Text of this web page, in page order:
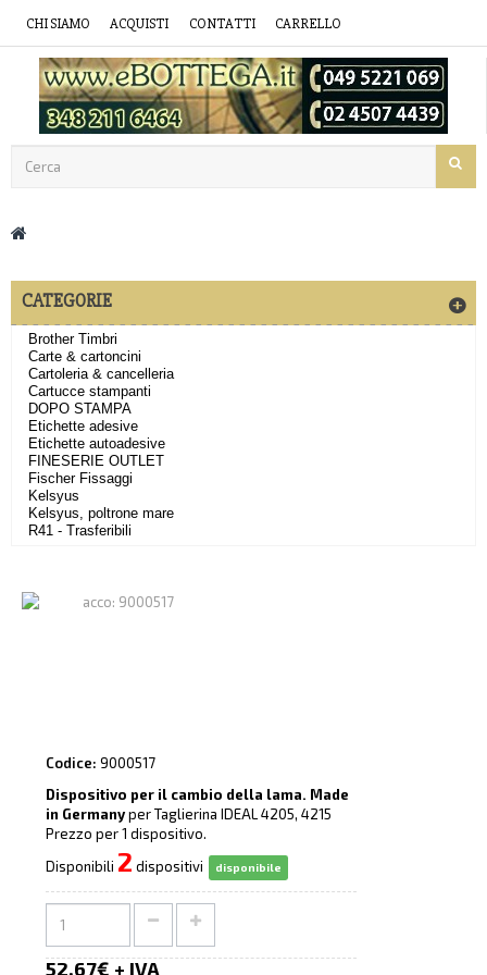
CHI SIAMO ACQUISTI CONTATTI CARRELLO
CATEGORIE
Brother Timbri
Carte & cartoncini
Cartoleria & cancelleria
Cartucce stampanti
DOPO STAMPA
Etichette adesive
Etichette autoadesive
FINESERIE OUTLET
Fischer Fissaggi
Kelsyus
Kelsyus, poltrone mare
R41 - Trasferibili
Codice: 9000517
Dispositivo per il cambio della lama. Made
in Germanyper Taglierina IDEAL 4205, 4215
Prezzo per 1 dispositivo.
Disponibili 2 dispositivi disponibile
52,67€ + IVA